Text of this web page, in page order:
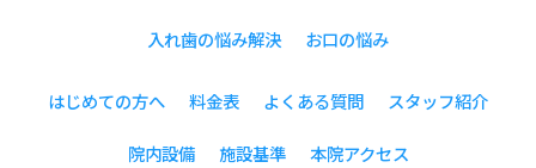
入れ歯の悩み解決 お口の悩み
はじめての方へ 料金表 よくある質問 スタッフ紹介
院内設備 施設基準 本院アクセス